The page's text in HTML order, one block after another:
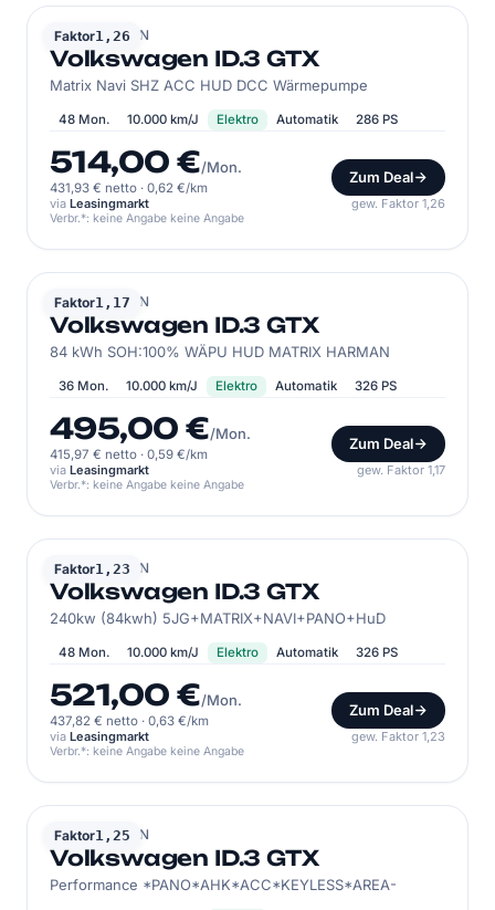
Faktor1,26
VOLKSWAGEN
Volkswagen ID.3 GTX
Matrix Navi SHZ ACC HUD DCC Wärmepumpe
48 Mon. 10.000 km/J Elektro Automatik 286 PS
514,00 €/Mon.
431,93 € netto · 0,62 €/km
Zum Deal
via Leasingmarkt gew. Faktor 1,26
Verbr.*: keine Angabe keine Angabe
Faktor1,17
VOLKSWAGEN
Volkswagen ID.3 GTX
84 kWh SOH:100% WÄPU HUD MATRIX HARMAN
36 Mon. 10.000 km/J Elektro Automatik 326 PS
495,00 €/Mon.
415,97 € netto · 0,59 €/km
Zum Deal
via Leasingmarkt gew. Faktor 1,17
Verbr.*: keine Angabe keine Angabe
Faktor1,23
VOLKSWAGEN
Volkswagen ID.3 GTX
240kw (84kwh) 5JG+MATRIX+NAVI+PANO+HuD
48 Mon. 10.000 km/J Elektro Automatik 326 PS
521,00 €/Mon.
437,82 € netto · 0,63 €/km
Zum Deal
via Leasingmarkt gew. Faktor 1,23
Verbr.*: keine Angabe keine Angabe
Faktor1,25
VOLKSWAGEN
Volkswagen ID.3 GTX
Performance *PANO*AHK*ACC*KEYLESS*AREA-